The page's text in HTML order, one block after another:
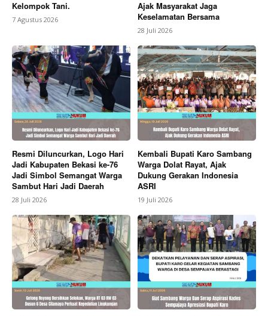
SUBSCRIBE NOW
Company
About
Contact us
Subscription Plans
My account
Bagikan Artikel
Berita Lainnya Puluhan Tahun Terpisah Sungai, Dua
Desa di Brebes Kini Terhubung Jembatan Gantung
Perintis
Kelompok Tani.
7 Agustus 2026
Ajak Masyarakat Jaga
Keselamatan Bersama
28 Juli 2026
Resmi Diluncurkan, Logo Hari
Jadi Kabupaten Bekasi ke-76
Jadi Simbol Semangat Warga
Sambut Hari Jadi Daerah
28 Juli 2026
Kembali Bupati Karo Sambang
Warga Dolat Rayat, Ajak
Dukung Gerakan Indonesia
ASRI
19 Juli 2026